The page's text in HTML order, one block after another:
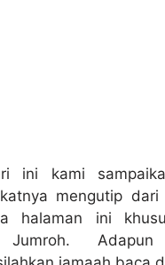
ini kami
mengutip
halaman ini
Jumroh. Adapun